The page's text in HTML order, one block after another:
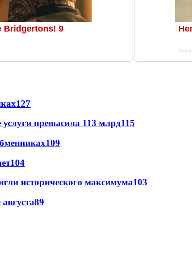
127
превысила 113 млрд115
109
104
исторического максимума103
89